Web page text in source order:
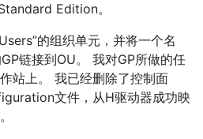
Edition。
的组织单元，并将一个名
链接到OU。 我对GP所做的任
站上。 我已经删除了控制面
文件，从H驱动器成功映